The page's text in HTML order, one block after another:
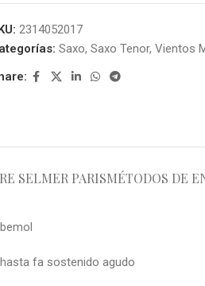
2314052017
Saxo, Saxo Tenor, Vientos
SELMER PARISMÉTODOS DE
fa sostenido agudo